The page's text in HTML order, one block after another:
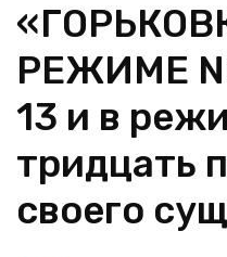
РЕЖИМЕ
13 и в
тридцать
своего